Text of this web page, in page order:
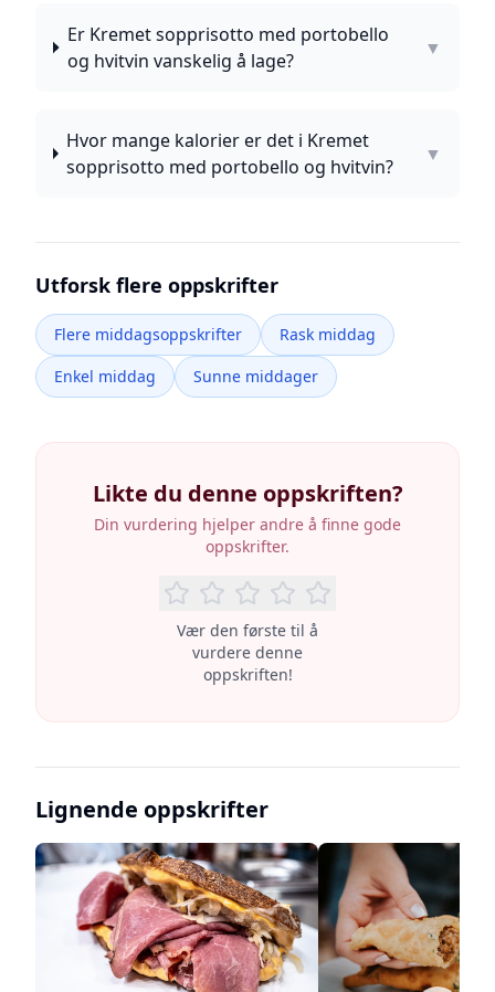
Er Kremet sopprisotto med portobello
og hvitvin vanskelig å lage?
▼
Hvor mange kalorier er det i Kremet
sopprisotto med portobello og hvitvin?
▼
Utforsk flere oppskrifter
Flere middagsoppskrifter
Rask middag
Enkel middag
Sunne middager
Likte du denne oppskriften?
Din vurdering hjelper andre å finne gode
oppskrifter.
Vær den første til å
vurdere denne
oppskriften!
Lignende oppskrifter